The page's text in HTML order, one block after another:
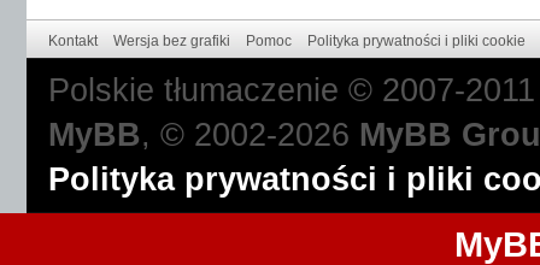
Kontakt Wersja bez grafiki Pomoc Polityka prywatności i pliki cookie
Polskie tłumaczenie © 2007-
MyBB, © 2002-2026 MyBB
Polityka prywatności i pliki